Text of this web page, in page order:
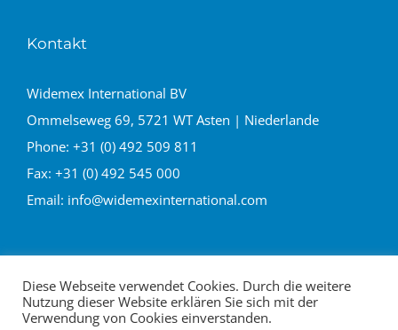
Kontakt
Widemex International BV
Ommelseweg 69, 5721 WT Asten | Niederlande
Phone: +31 (0) 492 509 811
Fax: +31 (0) 492 545 000
Email: info@widemexinternational.com
© Copyright - 2026Widemex InternationalAll Rights Reserved
Diese Webseite verwendet Cookies. Durch die weitere
Nutzung dieser Website erklären Sie sich mit der
Verwendung von Cookies einverstanden.